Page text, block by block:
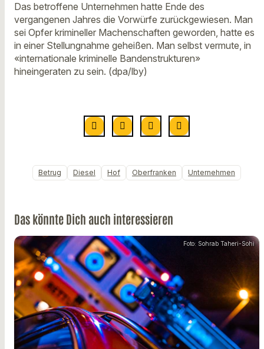
Das betroffene Unternehmen hatte Ende des
vergangenen Jahres die Vorwürfe zurückgewiesen. Man
sei Opfer krimineller Machenschaften geworden, hatte es
in einer Stellungnahme geheißen. Man selbst vermute, in
«internationale kriminelle Bandenstrukturen»
hineingeraten zu sein. (dpa/lby)
Betrug Diesel Hof Oberfranken Unternehmen
Das könnte Dich auch interessieren
Foto: Sohrab Taheri-Sohi